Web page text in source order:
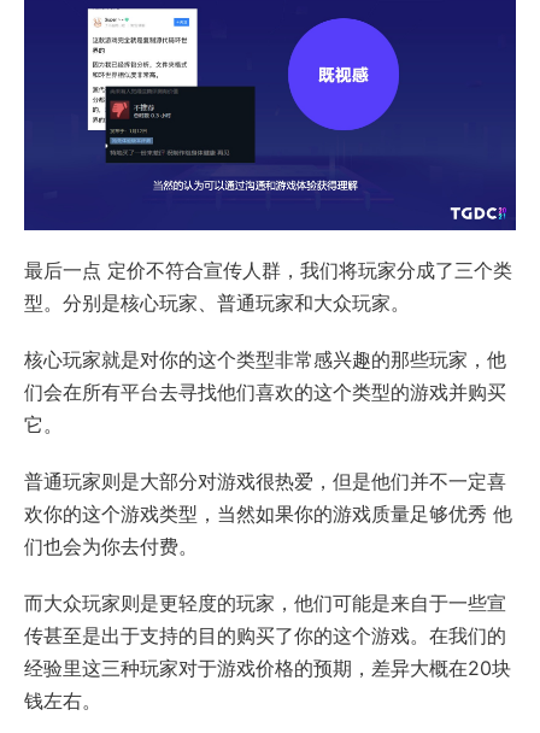
最后一点 定价不符合宣传人群，我们将玩家分成了三个类
型。分别是核心玩家、普通玩家和大众玩家。
核心玩家就是对你的这个类型非常感兴趣的那些玩家，他
们会在所有平台去寻找他们喜欢的这个类型的游戏并购买
它。
普通玩家则是大部分对游戏很热爱，但是他们并不一定喜
欢你的这个游戏类型，当然如果你的游戏质量足够优秀 他
们也会为你去付费。
而大众玩家则是更轻度的玩家，他们可能是来自于一些宣
传甚至是出于支持的目的购买了你的这个游戏。在我们的
经验里这三种玩家对于游戏价格的预期，差异大概在20块
钱左右。